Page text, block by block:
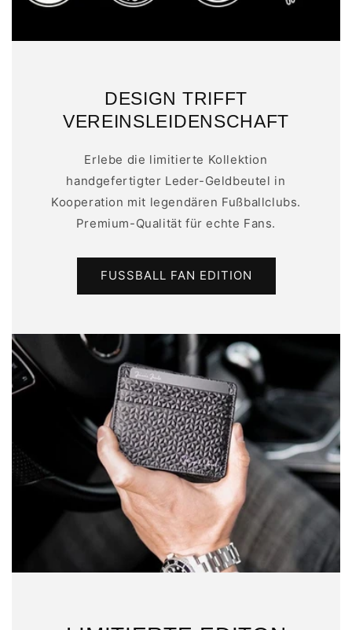
DESIGN TRIFFT
VEREINSLEIDENSCHAFT
Erlebe die limitierte Kollektion
handgefertigter Leder-Geldbeutel in
Kooperation mit legendären Fußballclubs.
Premium-Qualität für echte Fans.
FUSSBALL FAN EDITION